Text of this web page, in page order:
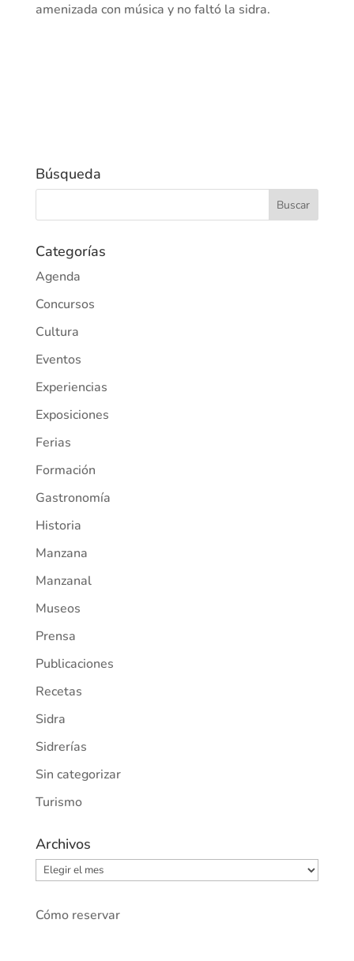
amenizada con música y no faltó la sidra.
Búsqueda
Categorías
Agenda
Concursos
Cultura
Eventos
Experiencias
Exposiciones
Ferias
Formación
Gastronomía
Historia
Manzana
Manzanal
Museos
Prensa
Publicaciones
Recetas
Sidra
Sidrerías
Sin categorizar
Turismo
Archivos
Archivos
Cómo reservar